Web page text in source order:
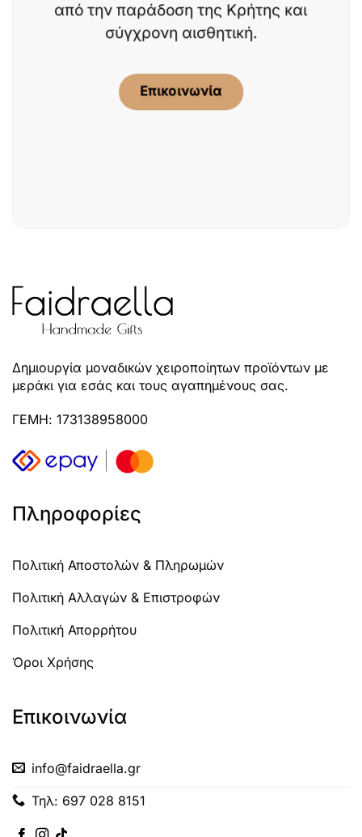
από την παράδοση της Κρήτης και
σύγχρονη αισθητική.
Επικοινωνία
Δημιουργία μοναδικών χειροποίητων προϊόντων με
μεράκι για εσάς και τους αγαπημένους σας.
ΓΕΜΗ: 173138958000
Πληροφορίες
Πολιτική Αποστολών & Πληρωμών
Πολιτική Αλλαγών & Επιστροφών
Πολιτική Απορρήτου
Όροι Χρήσης
Επικοινωνία
info@faidraella.gr
Τηλ: 697 028 8151